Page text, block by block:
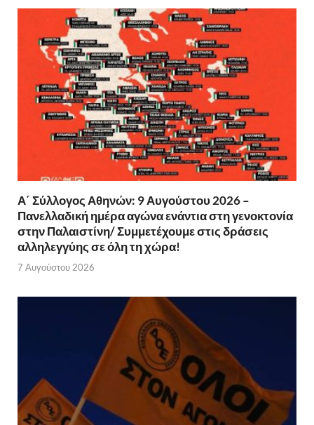
Α΄ Σύλλογος Αθηνών: 9 Αυγούστου 2026 –
Πανελλαδική ημέρα αγώνα ενάντια στη γενοκτονία
στην Παλαιστίνη/ Συμμετέχουμε στις δράσεις
αλληλεγγύης σε όλη τη χώρα!
7 Αυγούστου 2026